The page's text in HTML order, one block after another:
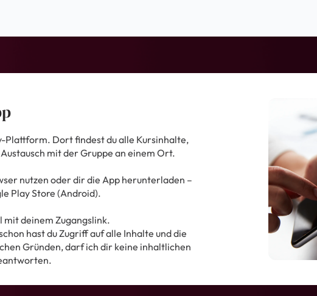
Plattform. Dort findest du alle Kursinhalte,
mit der Gruppe an einem Ort.
nutzen oder dir die App herunterladen –
Play Store (Android).
mit deinem Zugangslink.
hast du Zugriff auf alle Inhalte und die
Gründen, darf ich dir keine inhaltlichen